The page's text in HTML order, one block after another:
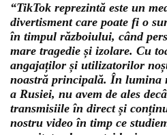
“TikTok reprezintă este un
divertisment care poate fi o
în timpul războiului, când
mare tragedie și izolare. Cu
angajaților și utilizatorilor
noastră principală. În lumina
a Rusiei, nu avem de ales
transmisiile în direct și
nostru video în timp ce